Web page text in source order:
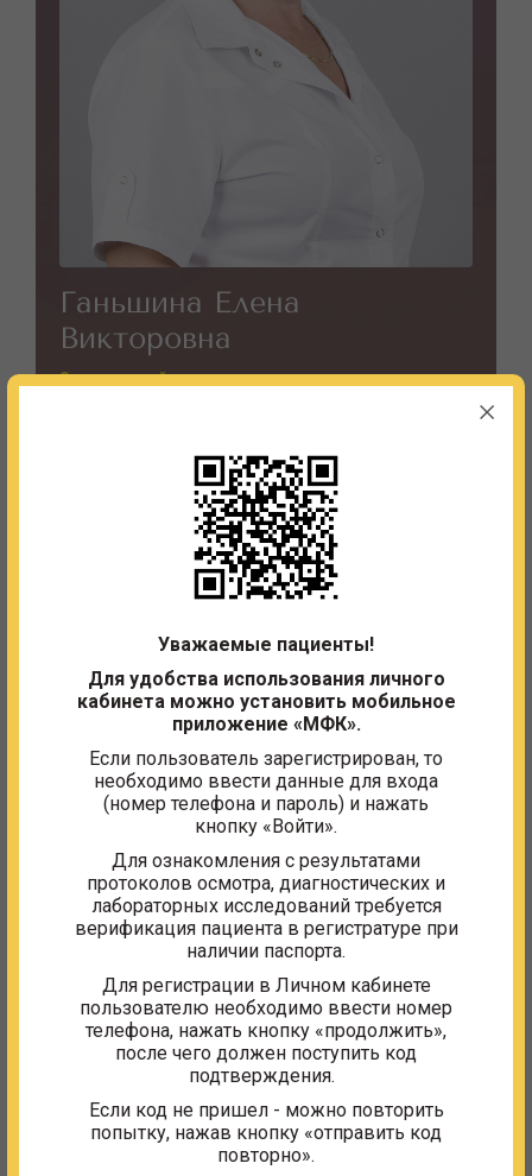
Ганьшина Елена
Викторовна
Заведующий отделением врач-стоматолог, врач
8 (495) 987-91-05; 8 (495) 987-97-37
ПОСМЕННО ПН - ПТ с 08:00 -14:00;
Врач-стоматолог
Стоматология
Стоматологическое отделение
ЗАПИСАТЬСЯ НА ПРИЁМ
Образование
Высшее, диплом НВ № 554950, Московский
медицинский стоматологический институт,
Сертификаты
№ 037718 0915193, стоматология
терапевтическая, с 03.10.2020 г. по 03.10.2025 г.
Аккредитация по специальности "Стоматология
общей практики" от 26.03.2024
Другие сотрудники
Уважаемые пациенты!
Для удобства использования личного
кабинета можно установить мобильное
приложение «МФК».
Если пользователь зарегистрирован, то
необходимо ввести данные для входа
(номер телефона и пароль) и нажать
кнопку «Войти».
Для ознакомления с результатами
протоколов осмотра, диагностических и
лабораторных исследований требуется
верификация пациента в регистратуре при
наличии паспорта.
Для регистрации в Личном кабинете
пользователю необходимо ввести номер
телефона, нажать кнопку «продолжить»,
после чего должен поступить код
подтверждения.
Если код не пришел - можно повторить
попытку, нажав кнопку «отправить код
повторно».